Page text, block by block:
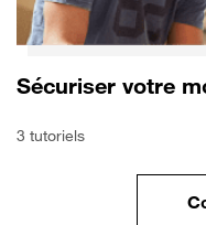
Sécuriser votre
3 tutoriels